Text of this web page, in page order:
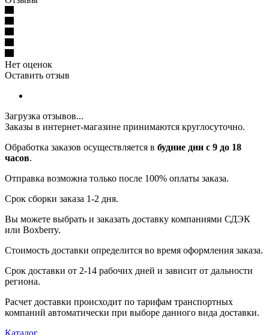
Нет оценок
Оставить отзыв
Загрузка отзывов...
Заказы в интернет-магазине принимаются круглосуточно.
Обработка заказов осуществляется в будние дни с 9 до 18
часов.
Отправка возможна только после 100% оплаты заказа.
Срок сборки заказа 1-2 дня.
Вы можете выбрать и заказать доставку компаниями СДЭК
или Boxberry.
Стоимость доставки определится во время оформления заказа.
Срок доставки от 2-14 рабочих дней и зависит от дальности
региона.
Расчет доставки происходит по тарифам транспортных
компаний автоматически при выборе данного вида доставки.
Каталог